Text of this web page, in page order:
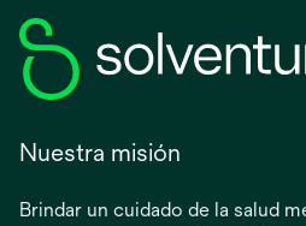
Nuestra misión
Brindar un cuidado de la salud